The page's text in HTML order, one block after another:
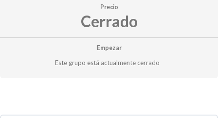
Precio
Cerrado
Empezar
Este grupo está actualmente cerrado